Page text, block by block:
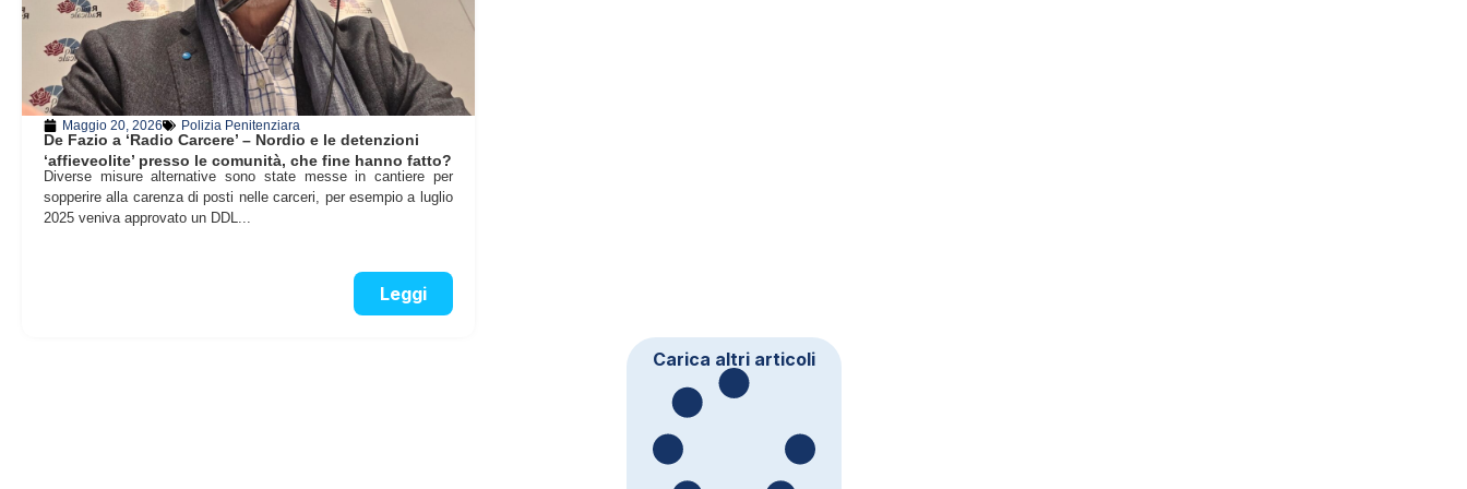
Maggio 20, 2026 Polizia Penitenziara
De Fazio a ‘Radio Carcere’ – Nordio e le detenzioni
‘affieveolite’ presso le comunità, che fine hanno fatto?
Diverse misure alternative sono state messe in cantiere per
sopperire alla carenza di posti nelle carceri, per esempio a luglio
2025 veniva approvato un DDL...
Leggi
Carica altri articoli